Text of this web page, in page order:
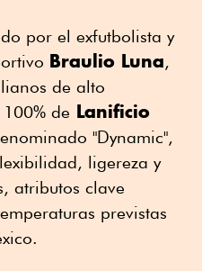
por el exfutbolista y
Braulio Luna,
de alto
de Lanificio
"Dynamic",
ligereza y
atributos clave
previstas